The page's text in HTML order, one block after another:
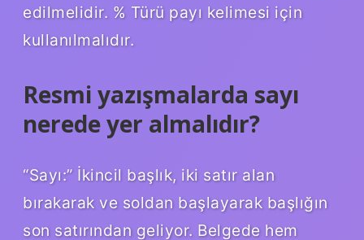
edilmelidir. % Türü payı kelimesi için
kullanılmalıdır.
Resmi yazışmalarda sayı
nerede yer almalıdır?
“Sayı:” İkincil başlık, iki satır alan
bırakarak ve soldan başlayarak başlığın
son satırından geliyor. Belgede hem